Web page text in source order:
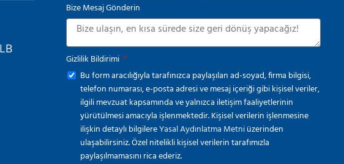
Bize Mesaj Gönderin
Gizlilik Bildirimi
Bu form aracılığıyla tarafınızca paylaşılan ad-soyad, firma bilgisi,
telefon numarası, e-posta adresi ve mesaj içeriği gibi kişisel veriler,
ilgili mevzuat kapsamında ve yalnızca iletişim faaliyetlerinin
yürütülmesi amacıyla işlenmektedir. Kişisel verilerin işlenmesine
ilişkin detaylı bilgilereYasal Aydınlatma Metniüzerinden
ulaşabilirsiniz. Özel nitelikli kişisel verilerin tarafımızla
paylaşılmamasını rica ederiz.